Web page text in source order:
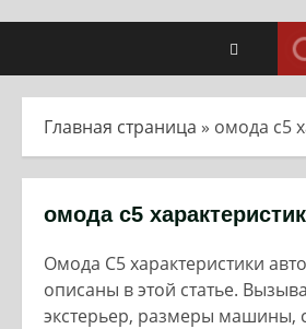
Главная страница » омода с5
омода с5
Омода С5 характеристики
описаны в этой статье.
экстерьер, размеры машины,